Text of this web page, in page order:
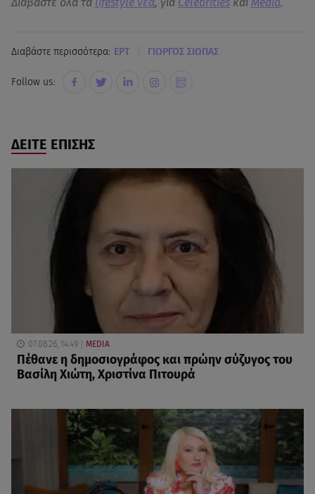
Διαβάστε περισσότερα: EΡΤ ΓΙΩΡΓΟΣ ΣΙΩΠΑΣ
Follow us:
ΔΕΙΤΕ ΕΠΙΣΗΣ
07.08.26, 14:49 MEDIA
Πέθανε η δημοσιογράφος και πρώην σύζυγος του
Βασίλη Χιώτη, Χριστίνα Πιτουρά